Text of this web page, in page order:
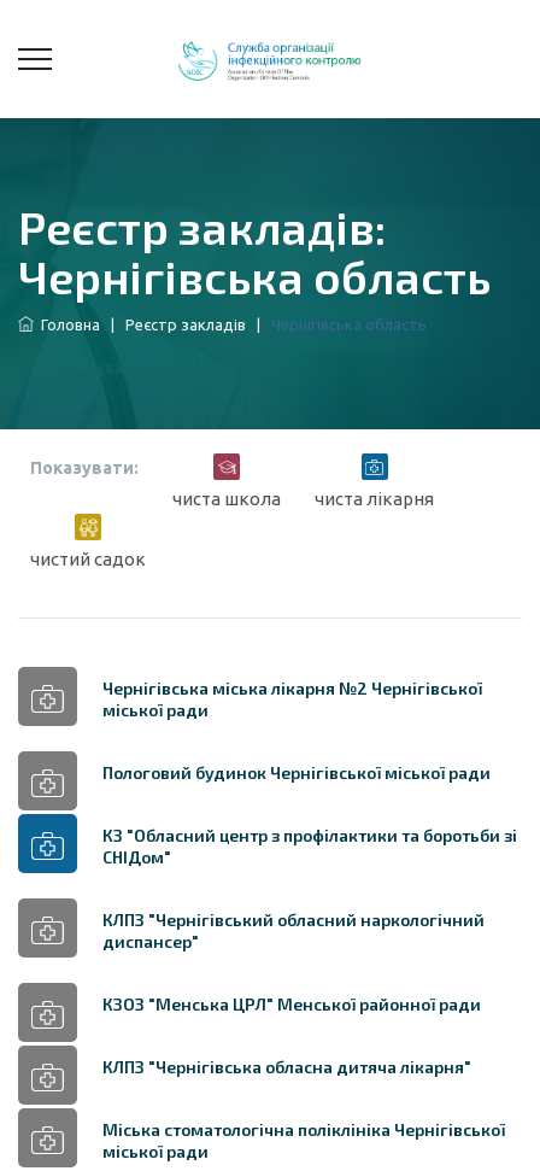
Реєстр закладів:
Чернігівська область
Головна Реєстр закладів Чернігівська область
Показувати:
чиста школа чиста лікарня
чистий садок
Чернігівська міська лікарня №2 Чернігівської
міської ради
Пологовий будинок Чернігівської міської ради
КЗ "Обласний центр з профілактики та боротьби зі
СНІДом"
КЛПЗ "Чернігівський обласний наркологічний
диспансер"
КЗОЗ "Менська ЦРЛ" Менської районної ради
КЛПЗ "Чернігівська обласна дитяча лікарня"
Міська стоматологічна поліклініка Чернігівської
міської ради